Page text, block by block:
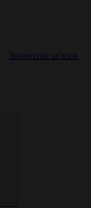
Зворотній зв'язок